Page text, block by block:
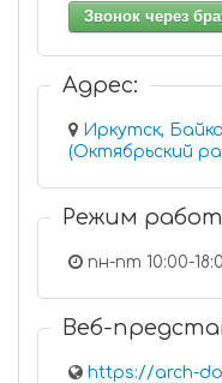
Звонок через
Адрес:
Иркутск,
Режим
пн-пт 10:00-
Веб-
https://arch-